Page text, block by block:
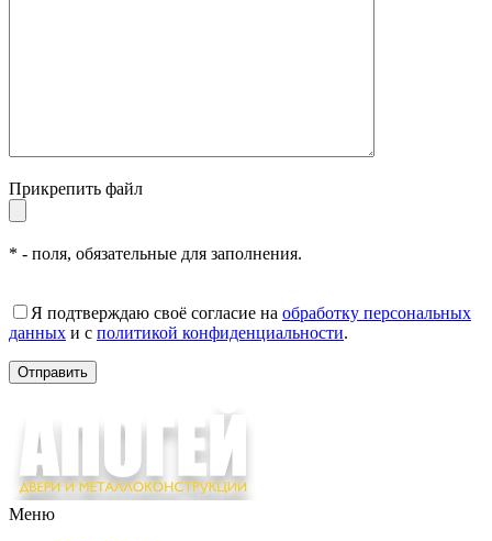
Прикрепить файл
* - поля, обязательные для заполнения.
Я подтверждаю своё согласие на обработку персональных
данных и с политикой конфиденциальности.
Меню